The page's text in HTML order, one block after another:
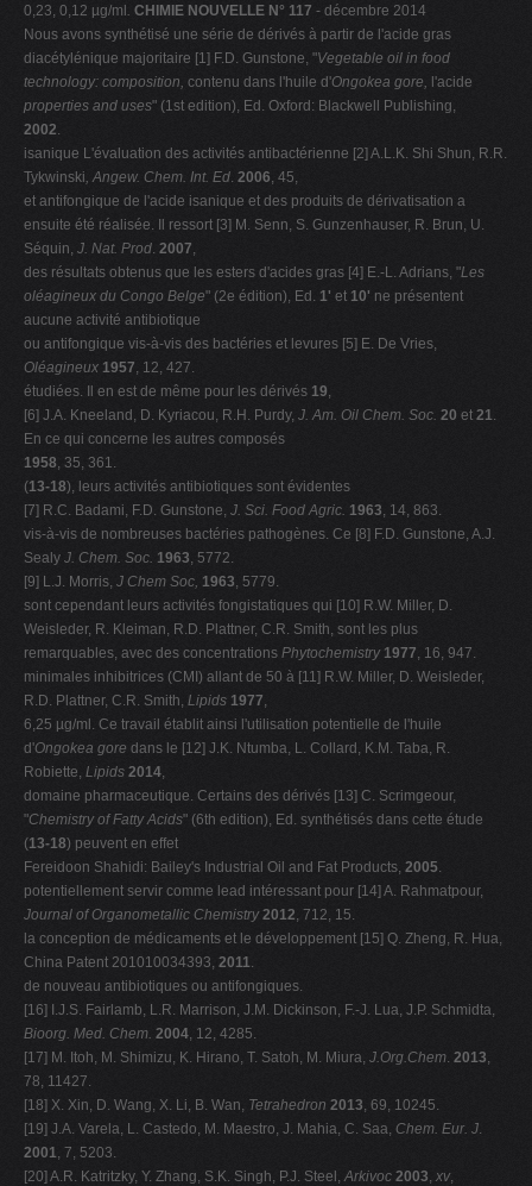
0,23, 0,12 µg/ml . CHIMIE NOUVELLE N° 117 - décembre 2014
Nous avons synthétisé une série de dérivés à partir de l'acide gras
diacétylénique majoritaire [1] F.D. Gunstone, "Vegetable oil in food
technology: composition, contenu dans l'huile d'Ongokea gore, l'acide
properties and uses" (1st edition), Ed. Oxford: Blackwell Publishing,
2002.
isanique L'évaluation des activités antibactérienne [2] A.L.K. Shi Shun, R.R.
Tykwinski, Angew. Chem. Int. Ed. 2006, 45,
et antifongique de l'acide isanique et des produits de dérivatisation a
ensuite été réalisée. Il ressort [3] M. Senn, S. Gunzenhauser, R. Brun, U.
Séquin, J. Nat. Prod. 2007,
des résultats obtenus que les esters d'acides gras [4] E.-L. Adrians, "Les
oléagineux du Congo Belge" (2e édition), Ed. 1' et 10' ne présentent
aucune activité antibiotique
ou antifongique vis-à-vis des bactéries et levures [5] E. De Vries,
Oléagineux 1957, 12, 427.
étudiées. Il en est de même pour les dérivés 19,
[6] J.A. Kneeland, D. Kyriacou, R.H. Purdy, J. Am. Oil Chem. Soc. 20 et 21.
En ce qui concerne les autres composés
1958, 35, 361.
(13-18), leurs activités antibiotiques sont évidentes
[7] R.C. Badami, F.D. Gunstone, J. Sci. Food Agric. 1963, 14, 863.
vis-à-vis de nombreuses bactéries pathogènes. Ce [8] F.D. Gunstone, A.J.
Sealy J. Chem. Soc. 1963, 5772.
[9] L.J. Morris, J Chem Soc, 1963, 5779.
sont cependant leurs activités fongistatiques qui [10] R.W. Miller, D.
Weisleder, R. Kleiman, R.D. Plattner, C.R. Smith, sont les plus
remarquables, avec des concentrations Phytochemistry 1977, 16, 947.
minimales inhibitrices (CMI) allant de 50 à [11] R.W. Miller, D. Weisleder,
R.D. Plattner, C.R. Smith, Lipids 1977,
6,25 µg/ml. Ce travail établit ainsi l'utilisation potentielle de l'huile
d'Ongokea gore dans le [12] J.K. Ntumba, L. Collard, K.M. Taba, R.
Robiette, Lipids 2014,
domaine pharmaceutique. Certains des dérivés [13] C. Scrimgeour,
"Chemistry of Fatty Acids" (6th edition), Ed. synthétisés dans cette étude
(13-18) peuvent en effet
Fereidoon Shahidi: Bailey's Industrial Oil and Fat Products, 2005.
potentiellement servir comme lead intéressant pour [14] A. Rahmatpour,
Journal of Organometallic Chemistry 2012, 712, 15.
la conception de médicaments et le développement [15] Q. Zheng, R. Hua,
China Patent 201010034393, 2011.
de nouveau antibiotiques ou antifongiques.
[16] I.J.S. Fairlamb, L.R. Marrison, J.M. Dickinson, F.-J. Lua, J.P. Schmidta,
Bioorg. Med. Chem. 2004, 12, 4285.
[17] M. Itoh, M. Shimizu, K. Hirano, T. Satoh, M. Miura, J.Org.Chem. 2013,
78, 11427.
[18] X. Xin, D. Wang, X. Li, B. Wan, Tetrahedron 2013, 69, 10245.
[19] J.A. Varela, L. Castedo, M. Maestro, J. Mahia, C. Saa, Chem. Eur. J.
2001, 7, 5203.
[20] A.R. Katritzky, Y. Zhang, S.K. Singh, P.J. Steel,Arkivoc 2003, xv,